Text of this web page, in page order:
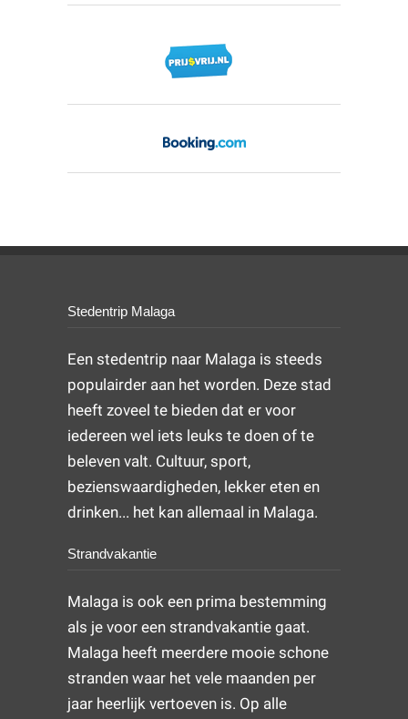
Stedentrip Malaga
Een stedentrip naar Malaga is steeds
populairder aan het worden. Deze stad
heeft zoveel te bieden dat er voor
iedereen wel iets leuks te doen of te
beleven valt. Cultuur, sport,
bezienswaardigheden, lekker eten en
drinken... het kan allemaal in Malaga.
Strandvakantie
Malaga is ook een prima bestemming
als je voor een strandvakantie gaat.
Malaga heeft meerdere mooie schone
stranden waar het vele maanden per
jaar heerlijk vertoeven is. Op alle